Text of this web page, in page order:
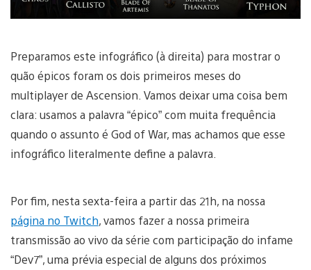
Preparamos este infográfico (à direita) para mostrar o
quão épicos foram os dois primeiros meses do
multiplayer de Ascension. Vamos deixar uma coisa bem
clara: usamos a palavra “épico” com muita frequência
quando o assunto é God of War, mas achamos que esse
infográfico literalmente define a palavra.
Por fim, nesta sexta-feira a partir das 21h, na nossa
página no Twitch, vamos fazer a nossa primeira
transmissão ao vivo da série com participação do infame
“Dev7”, uma prévia especial de alguns dos próximos